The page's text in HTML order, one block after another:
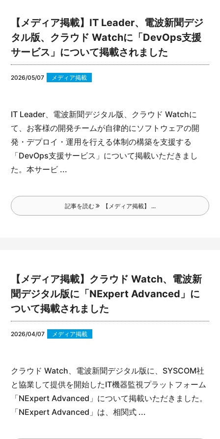
【メディア掲載】IT Leader、電波新聞デジ
タル版、クラウド Watchに「DevOps支援
サービス」について掲載されました
2026/05/07 メディア掲載
IT Leader、電波新聞デジタル版、クラウド Watchに
て、お客様の開発チームが自律的にソフトウェアの開
発・デプロイ・運用を行える体制の構築を支援する
「DevOps支援サービス」について掲載いただきまし
た。本サービ ...
記事を読む 【メディア掲載】 ...
【メディア掲載】クラウド Watch、電波新
聞デジタル版に「NExpert Advanced」に
ついて掲載されました
2026/04/07 メディア掲載
クラウド Watch、電波新聞デジタル版に、SYSCOM社
と協業して提供を開始したIT機器監視プラットフォーム
「NExpert Advanced」について掲載いただきました。
「NExpert Advanced」は、相関式 ...